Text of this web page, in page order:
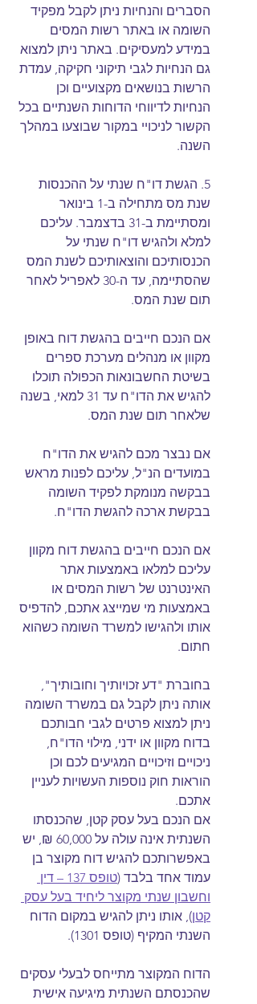
הסברים והנחיות ניתן לקבל מפקיד
השומה או באתר רשות המסים
במידע למעסיקים. באתר ניתן למצוא
גם הנחיות לגבי תיקוני חקיקה, עמדת
הרשות בנושאים מקצועיים וכן
הנחיות לדיווחי הדוחות השנתיים בכל
הקשור לניכויי במקור שבוצעו במהלך
השנה.
5. הגשת דו"ח שנתי על ההכנסות
שנת מס מתחילה ב-‎1 בינואר
ומסתיימת ב-‎31 בדצמבר. עליכם
למלא ולהגיש דו"ח שנתי על
הכנסותיכם והוצאותיכם לשנת המס
שהסתיימה, עד ה-‎30 לאפריל לאחר
תום שנת המס.
אם הנכם חייבים בהגשת דוח באופן
מקוון או מנהלים מערכת ספרים
בשיטת החשבונאות הכפולה תוכלו
להגיש את הדו"ח עד ‎31 למאי, בשנה
שלאחר תום שנת המס.
אם נבצר מכם להגיש את הדו"ח
במועדים הנ"ל, עליכם לפנות מראש
בבקשה מנומקת לפקיד השומה
בבקשת ארכה להגשת הדו"ח.
אם הנכם חייבים בהגשת דוח מקוון
עליכם למלאו באמצעות אתר
האינטרנט של רשות המסים או
באמצעות מי שמייצג אתכם, להדפיס
אותו ולהגישו למשרד השומה כשהוא
חתום.
בחוברת "דע זכויותיך וחובותיך",
אותה ניתן לקבל גם במשרד השומה
ניתן למצוא פרטים לגבי חבותכם
בדוח מקוון או ידני, מילוי הדו"ח,
ניכויים וזיכויים המגיעים לכם וכן
הוראות חוק נוספות העשויות לעניין
אתכם.
אם הנכם בעל עסק קטן, שהכנסתו
השנתית אינה עולה על 60,000 ₪, יש
באפשרותכם להגיש דוח מקוצר בן
עמוד אחד בלבד (
טופס 137 – דין
וחשבון שנתי מקוצר ליחיד בעל עסק
קטן), אותו ניתן להגיש במקום הדוח
השנתי המקיף (טופס 1301).
הדוח המקוצר מתייחס לבעלי עסקים
שהכנסתם השנתית מיגיעה אישית